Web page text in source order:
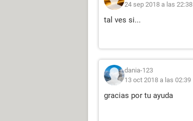
24 sep 2018 a las 22:38
tal ves si...
dania-123
13 oct 2018 a las 02:39
gracias por tu ayuda